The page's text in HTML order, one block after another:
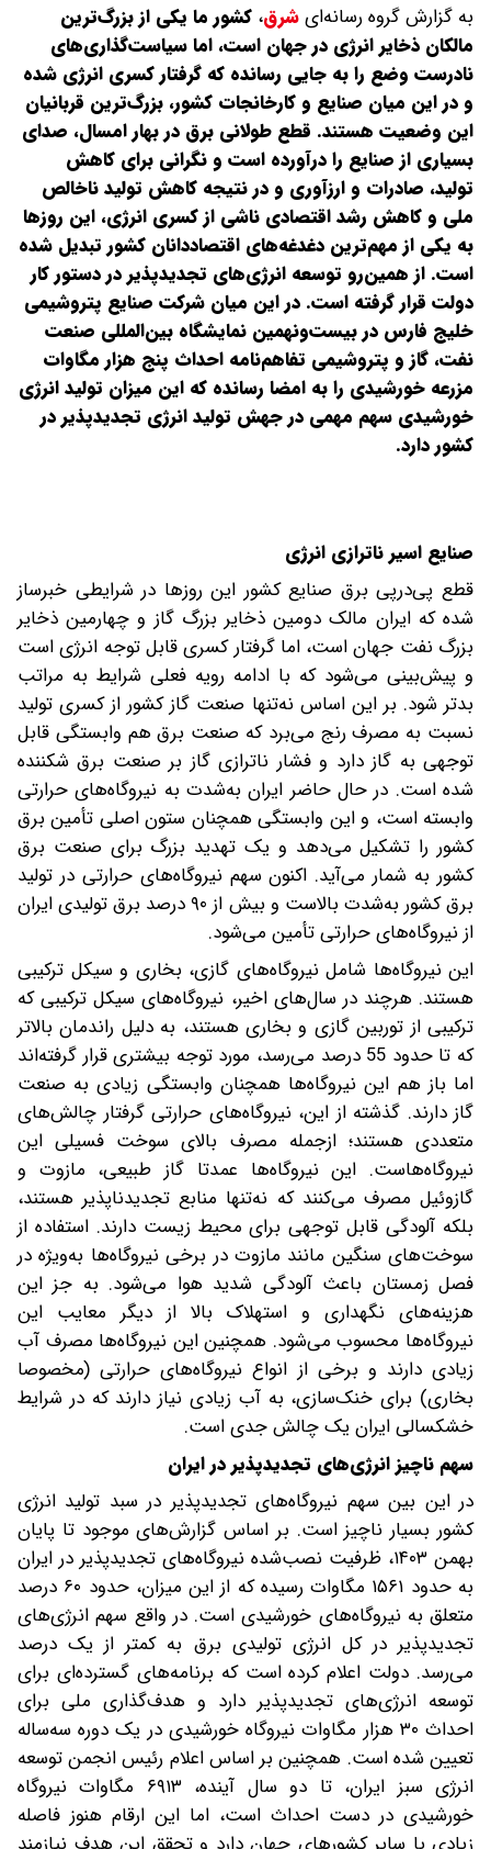
به گزارش گروه رسانه‌ایشرق، کشور ما یکی از بزرگ‌ترین
مالکان ذخایر انرژی در جهان است، اما سیاست‌گذاری‌های
نادرست وضع را به جایی رسانده که گرفتار کسری انرژی شده
و در این میان صنایع و کارخانجات کشور، بزرگ‌ترین قربانیان
این وضعیت هستند. قطع طولانی برق در بهار امسال، صدای
بسیاری از صنایع را درآورده است و نگرانی برای کاهش
تولید، صادرات و ارزآوری و در نتیجه کاهش تولید ناخالص
ملی و کاهش رشد اقتصادی ناشی از کسری انرژی، این روزها
به یکی از مهم‌ترین دغدغه‌های اقتصاددانان کشور تبدیل شده
است. از همین‌رو توسعه انرژی‌های تجدیدپذیر در دستور کار
دولت قرار گرفته است. در این میان شرکت صنایع پتروشیمی
خلیج فارس در بیست‌ونهمین نمایشگاه بین‌المللی صنعت
نفت، گاز و پتروشیمی تفاهم‌نامه احداث پنج هزار مگاوات
مزرعه خورشیدی را به امضا رسانده که این میزان تولید انرژی
خورشیدی سهم مهمی در جهش تولید انرژی تجدیدپذیر در
کشور دارد.
صنایع اسیر ناترازی انرژی
قطع پی‌درپی برق صنایع کشور این روزها در شرایطی خبرساز
شده که ایران مالک دومین ذخایر بزرگ گاز و چهارمین ذخایر
بزرگ نفت جهان است، اما گرفتار کسری قابل توجه انرژی است
و پیش‌بینی می‌شود که با ادامه رویه فعلی شرایط به مراتب
بدتر شود. بر این اساس نه‌تنها صنعت گاز کشور از کسری تولید
نسبت به مصرف رنج می‌برد که صنعت برق هم وابستگی قابل
توجهی به گاز دارد و فشار ناترازی گاز بر صنعت برق شکننده
شده است. در حال حاضر ایران به‌شدت به نیروگاه‌های حرارتی
وابسته است، و این وابستگی همچنان ستون اصلی تأمین برق
کشور را تشکیل می‌دهد و یک تهدید بزرگ برای صنعت برق
کشور به شمار می‌آید. اکنون سهم نیروگاه‌های حرارتی در تولید
برق کشور به‌شدت بالاست و بیش از ۹۰ درصد برق تولیدی ایران
از نیروگاه‌های حرارتی تأمین می‌شود.
این نیروگاه‌ها شامل نیروگاه‌های گازی، بخاری و سیکل ترکیبی
هستند. هرچند در سال‌های اخیر، نیروگاه‌های سیکل ترکیبی که
ترکیبی از توربین گازی و بخاری‌ هستند، به دلیل راندمان بالاتر
که تا حدود 55 درصد می‌رسد، مورد توجه بیشتری قرار گرفته‌اند
اما باز هم این نیروگاه‌ها همچنان وابستگی زیادی به صنعت
گاز دارند. گذشته از این، نیروگاه‌های حرارتی گرفتار چالش‌های
متعددی هستند؛ ازجمله مصرف بالای سوخت فسیلی این
نیروگاه‌هاست. این نیروگاه‌ها عمدتا گاز طبیعی، مازوت و
گازوئیل مصرف می‌کنند که نه‌تنها منابع تجدیدناپذیر هستند،
بلکه آلودگی قابل توجهی برای محیط زیست دارند. استفاده از
سوخت‌های سنگین مانند مازوت در برخی نیروگاه‌ها به‌ویژه در
فصل زمستان باعث آلودگی شدید هوا می‌شود. به جز این
هزینه‌های نگهداری و استهلاک بالا از دیگر معایب این
نیروگاه‌ها محسوب می‌شود. همچنین این نیروگاه‌ها مصرف آب
زیادی دارند و برخی از انواع نیروگاه‌های حرارتی (مخصوصا
بخاری) برای خنک‌سازی، به آب زیادی نیاز دارند که در شرایط
خشکسالی ایران یک چالش جدی است.
سهم ناچیز انرژی‌های تجدیدپذیر در ایران
در این بین سهم نیروگاه‌های تجدیدپذیر در سبد تولید انرژی
کشور بسیار ناچیز است. بر اساس گزارش‌های موجود تا پایان
بهمن ۱۴۰۳، ظرفیت نصب‌شده نیروگاه‌های تجدیدپذیر در ایران
به حدود ۱۵۶۱ مگاوات رسیده که از این میزان، حدود ۶۰ درصد
متعلق به نیروگاه‌های خورشیدی است. در واقع سهم انرژی‌های
تجدیدپذیر در کل انرژی تولیدی برق به کمتر از یک درصد
می‌رسد. دولت اعلام کرده است که برنامه‌های گسترده‌ای برای
توسعه انرژی‌های تجدیدپذیر دارد و هدف‌گذاری ملی برای
احداث ۳۰ هزار مگاوات نیروگاه خورشیدی در یک دوره سه‌ساله
تعیین شده است. همچنین بر اساس اعلام رئیس انجمن توسعه
انرژی سبز ایران، تا دو سال آینده، ۶۹۱۳ مگاوات نیروگاه
خورشیدی در دست احداث است، اما این ارقام هنوز فاصله